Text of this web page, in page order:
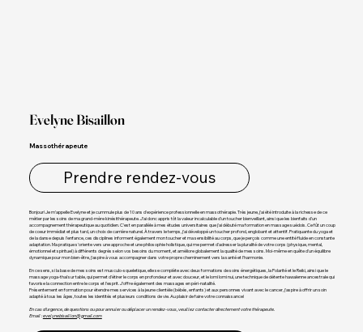
Evelyne Bisaillon
Massothérapeute
Prendre rendez-vous
Bonjour! Je m'appelle Evelyne et je cummule plus de 10 ans d'expérience professionnelle en massothérapie. Très jeune, j'ai été introduite à la richesse de ce
métier par les soins de ma grand-mère kinésithérapeute. J’ai donc appris tôt la valeur incalculable d'un toucher bienveillant, ainsi que les bienfaits d'un
accompagnement thérapeutique au quotidien. C'est en parallèle à mes études universitaires que j'ai débuté ma formation en massage suédois. Ce fût un coup
de coeur immédiat et plus tard, un choix de carrière naturel. À travers le temps, j'ai développé un toucher profond, englobant et attentif. Pratiquante du yoga et
de la danse depuis l'enfance, ces disciplines informent également mon toucher et ma sensibilité au corps, que je perçois comme une entité fluide en constante
adaptation. Ma pratique s'oriente vers une approche et une philosophie holistique, qui me permet d'adresser la pluralité de votre corps (physique, mental,
émotionnel et spirituel) à différents degrés selon vos besoins du moment, et améliore globalement la qualité de mes soins. Moi-même en quête d'un équilibre
dynamique pour mon bien-être, j'aspire à vous accompagner dans votre propre cheminement vers la santé et l'harmonie.
En ce sens, si la base de mes soins est musculo-squeletique, elle se complète avec deux formations de soins énergétiques, la Polarité et le Reiki, ainsi que le
massage yoga-thaï sur table, qui permet d'étirer le corps en profondeur et avec douceur, et le lomi lomi nui, une technique de détente hawaïenne ancestrale qui
favorise la connection entre le corps et l'esprit. J'offre également des massages en péri-natalité.
Présentement en formation pour étendre mes services à la jeune clientèle (bébés, enfants) et aux personnes vivant avec le cancer, j'aspire à offrir un soin
adapté à tous les âges, toutes les identités et plusieurs conditions de vie. Au plaisir de faire votre connaissance!
En cas d’urgence, de questions ou pour annuler ou déplacer un rendez-vous, veuillez contacter directement votre thérapeute.
Email :evelynebisaillon@gmail.com